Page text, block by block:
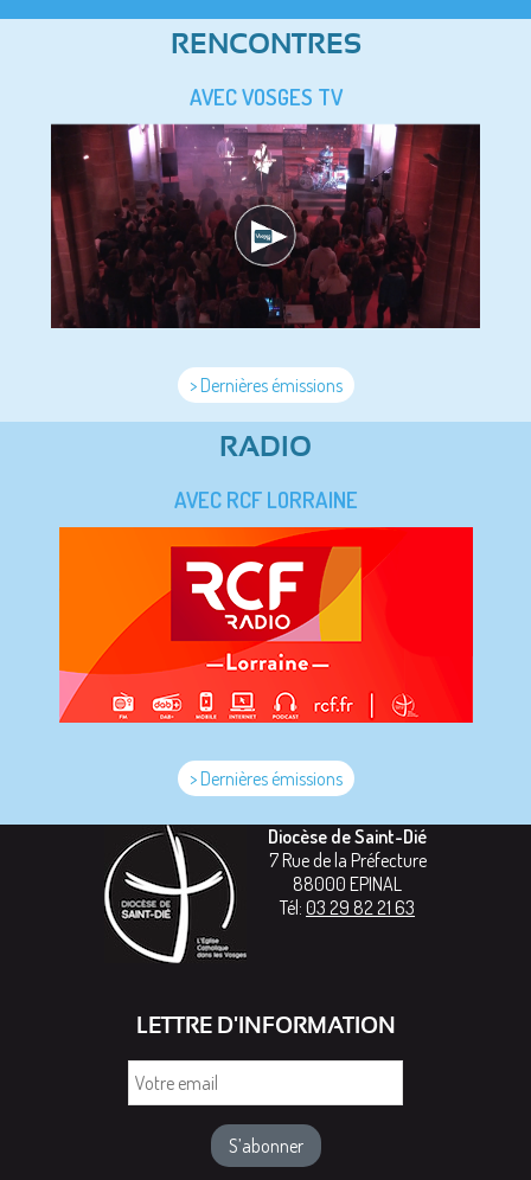
RENCONTRES
AVEC VOSGES TV
> Dernières émissions
RADIO
AVEC RCF LORRAINE
> Dernières émissions
Diocèse de Saint-Dié
7 Rue de la Préfecture
88000 EPINAL
Tél: 03 29 82 21 63
LETTRE D'INFORMATION